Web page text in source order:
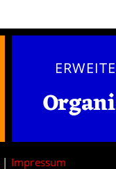
| Impressum